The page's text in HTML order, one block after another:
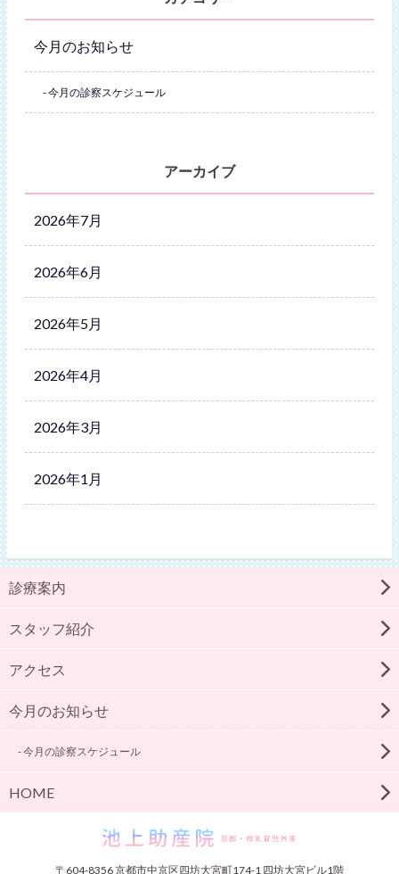
今月のお知らせ
今月の診察スケジュール
アーカイブ
2026年7月
2026年6月
2026年5月
2026年4月
2026年3月
2026年1月
診療案内
スタッフ紹介
アクセス
今月のお知らせ
今月の診察スケジュール
HOME
〒604-8356 京都市中京区四坊大宮町174-1 四坊大宮ビル1階